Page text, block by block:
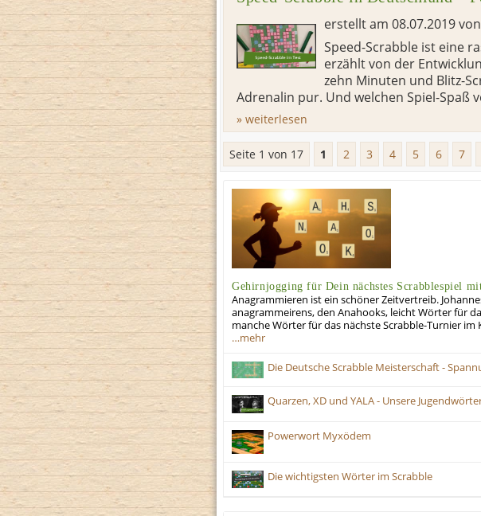
erstellt am 08.07.2019von
Speed-Scrabble ist eine
erzählt von der
zehn Minuten und Blitz-
Adrenalin pur. Und welchen Spiel-Spaß
» weiterlesen
Seite 1 von 17 1 2 3 4 5 6 7
Gehirnjogging für Dein nächstes Scrabblespiel
Anagrammieren ist ein schöner Zeitvertreib.
anagrammeirens, den Anahooks, leicht Wörter für
manche Wörter für das nächste Scrabble-Turnier im
…mehr
Die Deutsche Scrabble Meisterschaft -
Quarzen, XD und YALA - Unsere
Powerwort Myxödem
Die wichtigsten Wörter im Scrabble